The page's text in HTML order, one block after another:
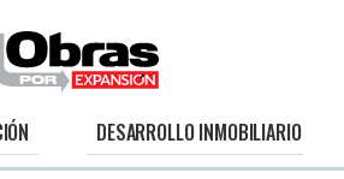
DESARROLLO INMOBILIARIO